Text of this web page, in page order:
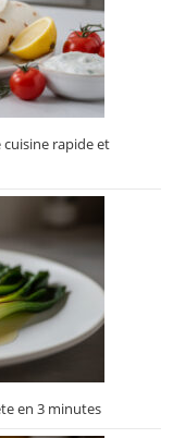
rapide et
en 3 minutes